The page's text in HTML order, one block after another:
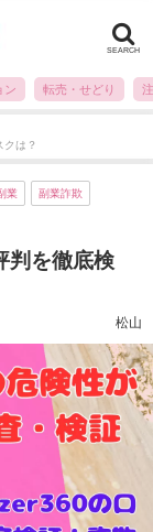
SEARCH
ン 転売・せどり
は？
業 副業詐欺
判を徹底検
松山